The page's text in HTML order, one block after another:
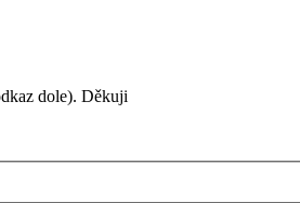
dole). Děkuji